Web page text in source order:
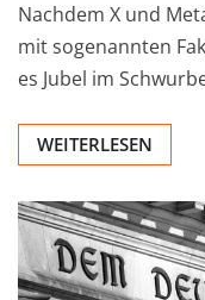
Nachdem X und
mit sogenannten
es Jubel im
WEITERLESEN